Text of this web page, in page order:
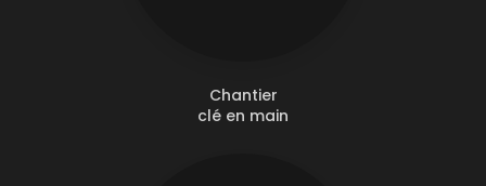
Chantier
clé en main